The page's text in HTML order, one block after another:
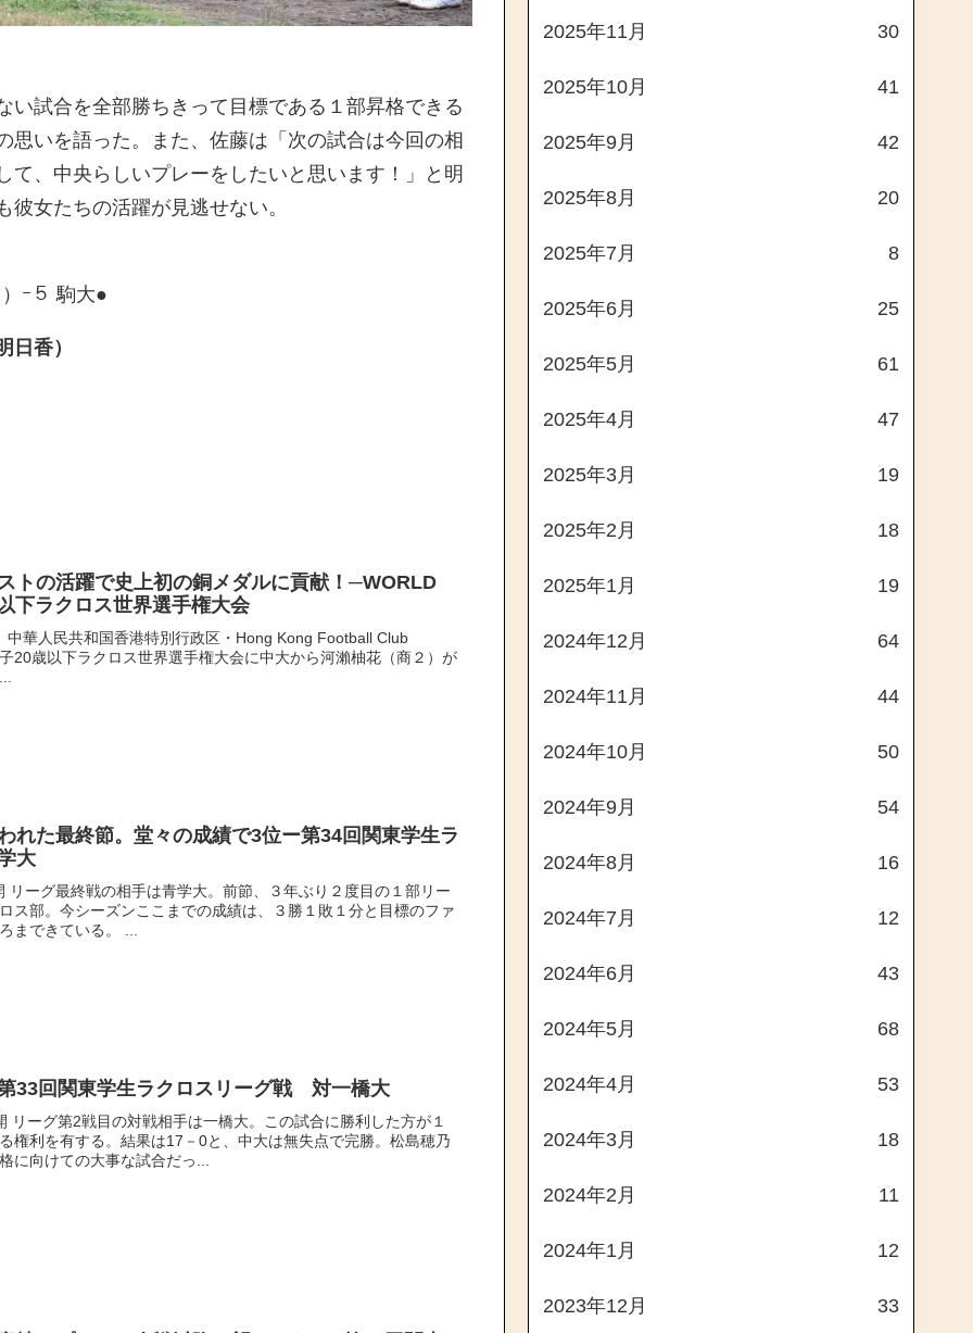
試合を全部勝ちきって目標である１部昇格できる
思いを語った。また、佐藤は「次の試合は今回の相
、中央らしいプレーをしたいと思います！」と明
女たちの活躍が見逃せない。
ｰ５ 駒大●
日香）
トの活躍で史上初の銅メダルに貢献！─WORLD
下ラクロス世界選手権大会
華人民共和国香港特別行政区・Hong Kong Football Club
20歳以下ラクロス世界選手権大会に中大から河瀨柚花（商２）が
れた最終節。堂々の成績で3位ー第34回関東学生ラ
大
ーグ最終戦の相手は青学大。前節、３年ぶり２度目の１部リー
ス部。今シーズンここまでの成績は、３勝１敗１分と目標のファ
まできている。 ...
33回関東学生ラクロスリーグ戦 対一橋大
ーグ第2戦目の対戦相手は一橋大。この試合に勝利した方が１
権利を有する。結果は17－0と、中大は無失点で完勝。松島穂乃
に向けての大事な試合だっ...
2025年11月 30
2025年10月 41
2025年9月 42
2025年8月 20
2025年7月 8
2025年6月 25
2025年5月 61
2025年4月 47
2025年3月 19
2025年2月 18
2025年1月 19
2024年12月 64
2024年11月 44
2024年10月 50
2024年9月 54
2024年8月 16
2024年7月 12
2024年6月 43
2024年5月 68
2024年4月 53
2024年3月 18
2024年2月 11
2024年1月 12
2023年12月 33